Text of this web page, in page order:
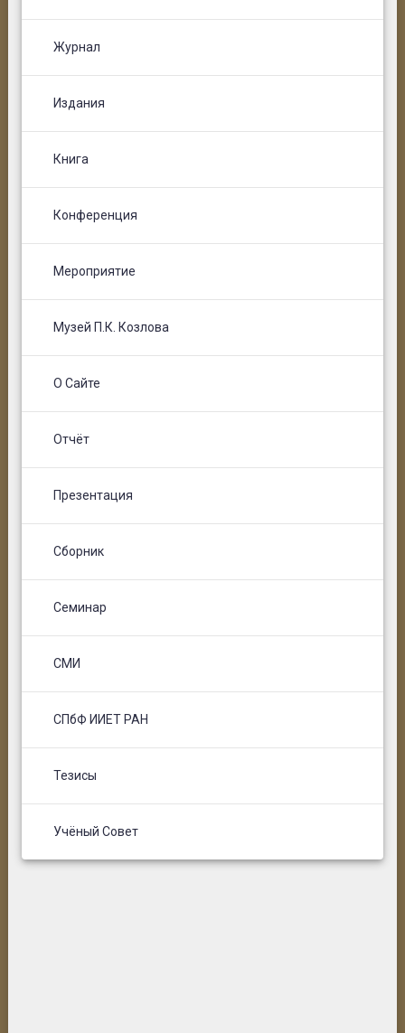
Журнал
Издания
Книга
Конференция
Мероприятие
Музей П.К. Козлова
О Сайте
Отчёт
Презентация
Сборник
Семинар
СМИ
СПбФ ИИЕТ РАН
Тезисы
Учёный Совет